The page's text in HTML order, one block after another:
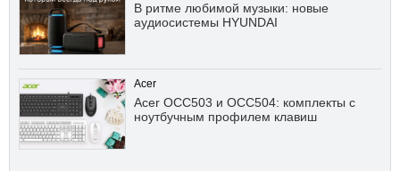
В ритме любимой музыки: новые
аудиосистемы HYUNDAI
Acer
Acer OCC503 и OCC504: комплекты с
ноутбучным профилем клавиш